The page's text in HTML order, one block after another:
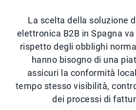
La scelta della soluzione
elettronica B2B in Spagna
rispetto degli obblighi
hanno bisogno di una
assicuri la conformità
tempo stesso visibilità,
dei processi di